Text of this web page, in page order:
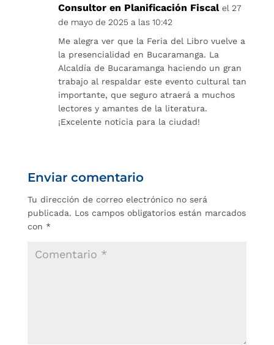
Consultor en Planificación Fiscal el 27
de mayo de 2025 a las 10:42
Me alegra ver que la Feria del Libro vuelve a
la presencialidad en Bucaramanga. La
Alcaldía de Bucaramanga haciendo un gran
trabajo al respaldar este evento cultural tan
importante, que seguro atraerá a muchos
lectores y amantes de la literatura.
¡Excelente noticia para la ciudad!
Enviar comentario
Tu dirección de correo electrónico no será
publicada. Los campos obligatorios están marcados
con *